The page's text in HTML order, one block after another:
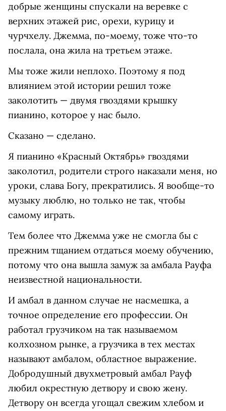
добрые женщины спускали на веревке с
верхних этажей рис, орехи, курицу и
чурчхелу. Джемма, по-моему, тоже что-то
послала, она жила на третьем этаже.
Мы тоже жили неплохо. Поэтому я под
влиянием этой истории решил тоже
заколотить — двумя гвоздями крышку
пианино, которое у нас было.
Сказано — сделано.
Я пианино «Красный Октябрь» гвоздями
заколотил, родители строго наказали меня, но
уроки, слава Богу, прекратились. Я вообще-то
музыку люблю, но только не так, чтобы
самому играть.
Тем более что Джемма уже не смогла бы с
прежним тщанием отдаться моему обучению,
потому что она вышла замуж за амбала Рауфа
неизвестной национальности.
И амбал в данном случае не насмешка, а
точное определение его профессии. Он
работал грузчиком на так называемом
колхозном рынке, а грузчика в тех местах
называют амбалом, областное выражение.
Добродушный двухметровый амбал Рауф
любил окрестную детвору и свою жену.
Детвору он всегда угощал свежим хлебом и